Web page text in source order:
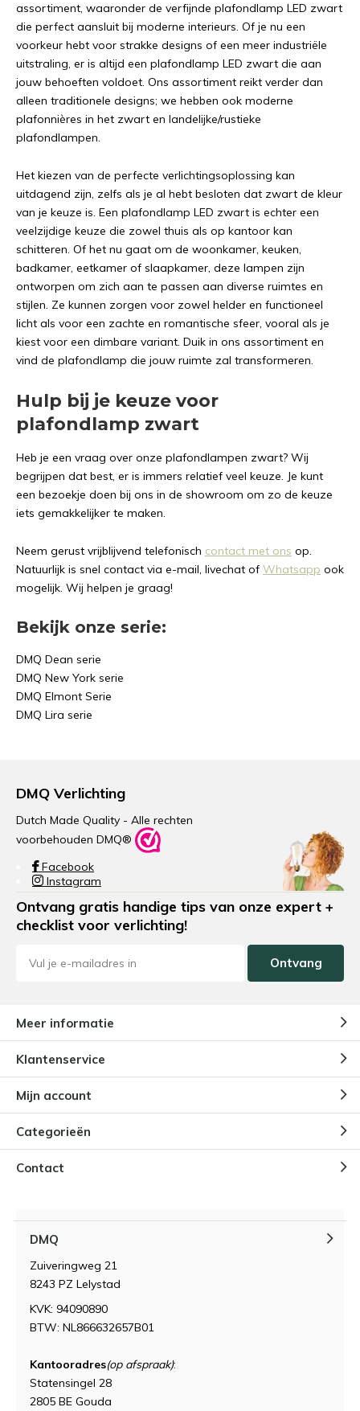
assortiment, waaronder de verfijnde plafondlamp LED zwart
die perfect aansluit bij moderne interieurs. Of je nu een
voorkeur hebt voor strakke designs of een meer industriële
uitstraling, er is altijd een plafondlamp LED zwart die aan
jouw behoeften voldoet. Ons assortiment reikt verder dan
alleen traditionele designs; we hebben ook moderne
plafonnières in het zwart en landelijke/rustieke
plafondlampen.
Het kiezen van de perfecte verlichtingsoplossing kan
uitdagend zijn, zelfs als je al hebt besloten dat zwart de kleur
van je keuze is. Een plafondlamp LED zwart is echter een
veelzijdige keuze die zowel thuis als op kantoor kan
schitteren. Of het nu gaat om de woonkamer, keuken,
badkamer, eetkamer of slaapkamer, deze lampen zijn
ontworpen om zich aan te passen aan diverse ruimtes en
stijlen. Ze kunnen zorgen voor zowel helder en functioneel
licht als voor een zachte en romantische sfeer, vooral als je
kiest voor een dimbare variant. Duik in ons assortiment en
vind de plafondlamp die jouw ruimte zal transformeren.
Hulp bij je keuze voor
plafondlamp zwart
Heb je een vraag over onze plafondlampen zwart? Wij
begrijpen dat best, er is immers relatief veel keuze. Je kunt
een bezoekje doen bij ons in de showroom om zo de keuze
iets gemakkelijker te maken.
Neem gerust vrijblijvend telefonisch contact met ons op.
Natuurlijk is snel contact via e-mail, livechat of Whatsapp ook
mogelijk. Wij helpen je graag!
Bekijk onze serie:
DMQ Dean serie
DMQ New York serie
DMQ Elmont Serie
DMQ Lira serie
DMQ Verlichting
Dutch Made Quality - Alle rechten
voorbehouden DMQ®
Facebook
Instagram
Ontvang gratis handige tips van onze expert +
checklist voor verlichting!
Ontvang
Meer informatie
Klantenservice
Mijn account
Categorieën
Contact
DMQ
Zuiveringweg 21
8243 PZ Lelystad
KVK: 94090890
BTW: NL866632657B01
Kantooradres(op afspraak):
Statensingel 28
2805 BE Gouda